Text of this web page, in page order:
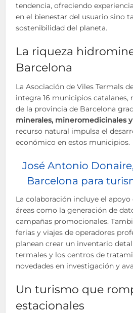
tendencia, ofreciendo
en el bienestar del usuario sino
sostenibilidad del planeta.
La riqueza
Barcelona
La Asociación de Viles Termals
integra 16 municipios catalanes,
de la provincia de Barcelona
minerales, mineromedicinales
recurso natural impulsa el
económico en estos municipios.
José Antonio
Barcelona para
La colaboración incluye el
áreas como la generación de
campañas promocionales.
ferias y viajes de operadores
planean crear un inventario
termales y los centros de
novedades en investigación y
Un turismo que
estacionales